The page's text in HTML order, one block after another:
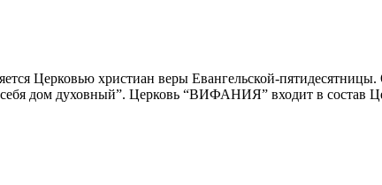
Церковью христиан веры Евангельской-
дом духовный”. Церковь “ВИФАНИЯ” входит в состав